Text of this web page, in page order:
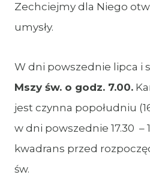
Zechciejmy dla Niego
umysły.
W dni powszednie lipca i
Mszy św. o godz. 7.00.
jest czynna popołudniu
w dni powszednie 17.30 –
kwadrans przed
św.